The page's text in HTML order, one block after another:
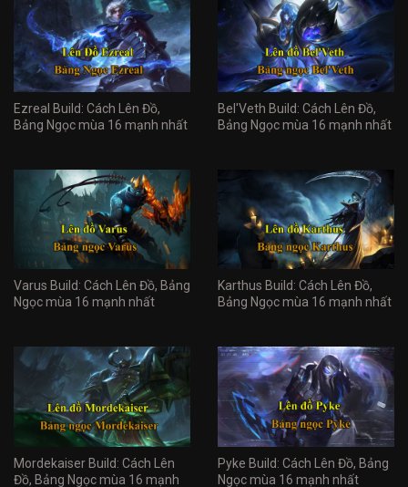
Ezreal Build: Cách Lên Đồ,
Bảng Ngọc mùa 16 mạnh nhất
Bel'Veth Build: Cách Lên Đồ,
Bảng Ngọc mùa 16 mạnh nhất
Varus Build: Cách Lên Đồ, Bảng
Ngọc mùa 16 mạnh nhất
Karthus Build: Cách Lên Đồ,
Bảng Ngọc mùa 16 mạnh nhất
Mordekaiser Build: Cách Lên
Đồ, Bảng Ngọc mùa 16 mạnh
Pyke Build: Cách Lên Đồ, Bảng
Ngọc mùa 16 mạnh nhất